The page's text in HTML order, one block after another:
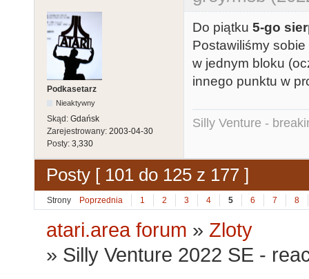
Podkasetarz
Nieaktywny
Skąd: Gdańsk
Zarejestrowany: 2003-04-30
Posty: 3,330
Do piątku 5-go
Postawiliśmy
w jednym bloku
innego punktu w
Silly Venture -
Posty [ 101 do 125 z 177 ]
Strony Poprzednia 1 2 3 4 5 6 7 8
atari.area forum » Zloty
» Silly Venture 2022 SE -